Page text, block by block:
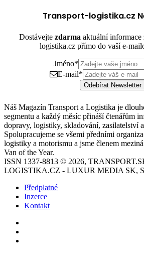
Transport-logistika.cz
Dostávejte zdarma aktuální informace
logistika.cz přímo do vaší e-
Jméno*
E-mail*
Odebírat Newsletter
Náš Magazín Transport a Logistika je
segmentu a každý měsíc přináší čtenářům
dopravy, logistiky, skladování, zasilatelství
Spolupracujeme se všemi předními
logistiky a motorismu a jsme členem
Van of the Year.
ISSN 1337-8813 © 2026,
LOGISTIKA.CZ - LUXUR MEDIA SK,
Předplatné
Inzerce
Kontakt